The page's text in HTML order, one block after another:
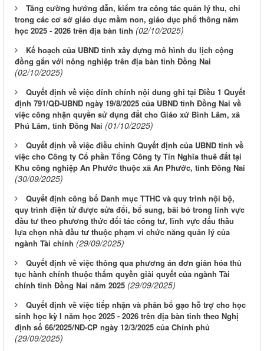
Tăng cường hướng dẫn, kiểm tra công tác quản lý thu, chi
trong các cơ sở giáo dục mầm non, giáo dục phổ thông năm
học 2025 - 2026 trên địa bàn tỉnh (02/10/2025)
Kế hoạch của UBND tỉnh xây dựng mô hình du lịch cộng
đồng gắn với nông nghiệp trên địa bàn tỉnh Đồng Nai
(02/10/2025)
Quyết định về việc đính chính nội dung ghi tại Điều 1 Quyết
định 791/QĐ-UBND ngày 19/8/2025 của UBND tỉnh Đồng Nai về
việc công nhận quyền sử dụng đất cho Giáo xứ Bình Lâm, xã
Phú Lâm, tỉnh Đồng Nai (01/10/2025)
Quyết định về việc điều chỉnh Quyết định của UBND tỉnh về
việc cho Công ty Cổ phần Tổng Công ty Tín Nghĩa thuê đất tại
Khu công nghiệp An Phước thuộc xã An Phước, tỉnh Đồng Nai
(30/09/2025)
Quyết định công bố Danh mục TTHC và quy trình nội bộ,
quy trình điện tử được sửa đổi, bổ sung, bãi bỏ trong lĩnh vực
đầu tư theo phương thức đối tác công tư, lĩnh vực đấu thầu
lựa chọn nhà đầu tư thuộc phạm vi chức năng quản lý của
ngành Tài chính (29/09/2025)
Quyết định về việc thông qua phương án đơn giản hóa thủ
tục hành chính thuộc thẩm quyền giải quyết của ngành Tài
chính tỉnh Đồng Nai năm 2025 (29/09/2025)
Quyết định về việc tiếp nhận và phân bổ gạo hỗ trợ cho học
sinh học kỳ I năm học 2025 - 2026 trên địa bàn tỉnh theo Nghị
định số 66/2025/NĐ-CP ngày 12/3/2025 của Chính phủ
(29/09/2025)